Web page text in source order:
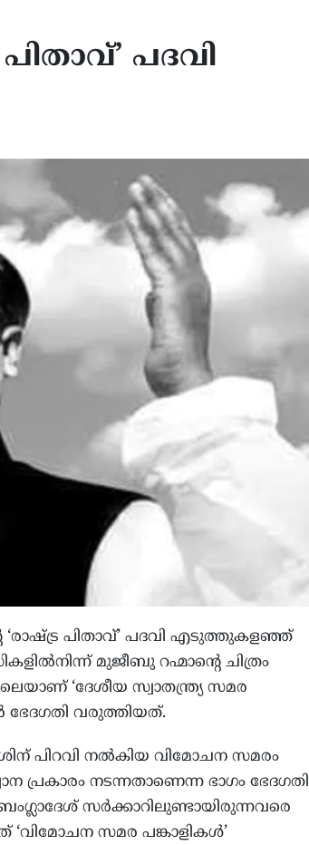
പദവി
പിതാവ്’ പദവി എടുത്തുകളഞ്ഞ്
മുജീബു റഹ്മാന്റെ ചിത്രം
‘ദേശീയ സ്വാതന്ത്ര്യ സമര
വരുത്തിയത്.
പിറവി നൽകിയ വിമോചന സമരം
നടന്നതാണെന്ന ഭാഗം ഭേദഗതി
സർക്കാറിലുണ്ടായിരുന്നവരെ
‘വിമോചന സമര പങ്കാളികൾ’